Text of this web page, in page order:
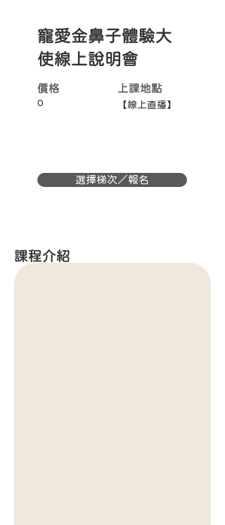
寵愛金鼻子體驗大
使線上說明會
價格
0
上課地點
【線上直播】
選擇梯次／報名
課程介紹